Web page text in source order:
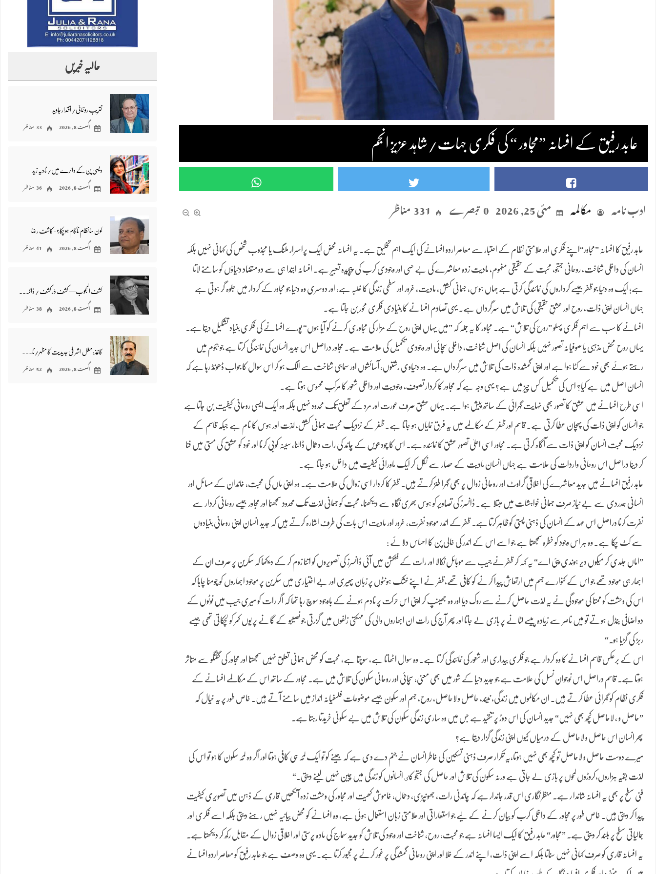
عابد رفیق کے افسانہ ”مجاور “ کی فکری جہات/شاہد عزیز انجم
ادب نامہ مکالمہ مئی 25, 2026 0 تبصرے 331 مناظر
عابد رفیق کا افسانہ ”مجاور“اپنے فکری اور علامتی نظام کے اعتبار سے معاصر اردو افسانے کی ایک اہم تخلیق ہے۔ یہ افسانہ محض ایک پراسرار ملنگ یا مجذوب شخص کی کہانی نہیں بلکہ
انسان کی داخلی شناخت، روحانی جستجو، محبت کے حقیقی مفہوم، مادیت زدہ معاشرے کی بے حسی اور وجودی کرب کی پیچیدہ تعبیر ہے۔ افسانہ ابتدا ہی سے دو متضاد دنیاؤں کو سامنے لاتا
ہے؛ ایک وہ دنیا جو ظفر جیسے کرداروں کی نمائندگی کرتی ہے جہاں ہوس، جسمانی کشش، مادیت، غرور اور سطحی زندگی کا غلبہ ہے، اور دوسری وہ دنیا جو مجاور کے کردار میں جلوہ گر ہوتی ہے
جہاں انسان اپنی ذات، روح اور عشقِ حقیقی کی تلاش میں سرگرداں ہے۔ یہی تصادم افسانے کا بنیادی فکری محور بن جاتا ہے۔
افسانے کا سب سے اہم فکری پہلو ”روح کی تلاش“ ہے۔ مجاور کا یہ جملہ کہ ”میں یہاں اپنی روح کے مزار کی مجاوری کرنے کو آیا ہوں“ پورے افسانے کی فکری بنیاد تشکیل دیتا ہے۔
یہاں روح محض مذہبی یا صوفیانہ تصور نہیں بلکہ انسان کی اصل شناخت، داخلی سچائی اور وجودی تکمیل کی علامت ہے۔ مجاور دراصل اس جدید انسان کی نمائندگی کرتا ہے جو ہجوم میں
رہتے ہوئے بھی خود سے کٹا ہوا ہے اور اپنی گمشدہ ذات کی تلاش میں سرگرداں ہے۔ وہ دنیاوی رشتوں، آسائشوں اور سماجی شناخت سے الگ ہو کر اس سوال کا جواب ڈھونڈ رہا ہے کہ
انسان اصل میں ہے کیا؟ اس کی تکمیل کس چیز میں ہے؟ یہی وجہ ہے کہ مجاور کا کردار تصوف، وجودیت اور داخلی شعور کا مرکب محسوس ہوتا ہے۔
اسی طرح افسانے میں عشق کا تصور بھی نہایت گہرائی کے ساتھ پیش ہوا ہے۔ یہاں عشق صرف عورت اور مرد کے تعلق تک محدود نہیں بلکہ وہ ایک ایسی روحانی کیفیت بن جاتا ہے
جو انسان کو اپنی ذات کی پہچان عطا کرتی ہے۔ قاسم اور ظفر کے مکالمے میں یہ فرق نمایاں ہو جاتا ہے۔ ظفر کے نزدیک محبت جسمانی کشش، لذت اور ہوس کا نام ہے جبکہ قاسم کے
نزدیک محبت انسان کو اپنی ذات سے آگاہ کرتی ہے۔ مجاور اسی اعلیٰ تصورِ عشق کا نمائندہ ہے۔ اس کا چودھویں کے چاند کی رات دھمال ڈالنا، سینہ کوبی کرنا اور خود کو عشق کی مستی میں فنا
کر دینا دراصل اس روحانی واردات کی علامت ہے جہاں انسان مادیت کے حصار سے نکل کر ایک ماورائی کیفیت میں داخل ہو جاتا ہے۔
عابد رفیق افسانے میں جدید معاشرے کی اخلاقی گراوٹ اور روحانی زوال پر بھی گہرا طنز کرتے ہیں۔ ظفر کا کردار اسی زوال کی علامت ہے۔ وہ اپنی ماں کی محبت، خاندان کے مسائل اور
انسانی ہمدردی سے بے نیاز صرف جسمانی خواہشات میں مبتلا ہے۔ ڈانسرز کی تصاویر کو ہوس بھری نگاہ سے دیکھنا، محبت کو جسمانی لذت تک محدود سمجھنا اور مجاور جیسے روحانی کردار سے
نفرت کرنا دراصل اس عہد کے انسان کی ذہنی پستی کو ظاہر کرتا ہے۔ ظفر کے اندر موجود نفرت، غرور اور مادیت اس بات کی طرف اشارہ کرتے ہیں کہ جدید انسان اپنی روحانی بنیادوں
سے کٹ چکا ہے۔ وہ ہر اس وجود کو خطرہ سمجھتا ہے جو اسے اس کے اندر کی خالی پن کا احساس دلائے :
”اماں جلدی کر میکوں دیر ہوندی پئی اے“ یہ کہہ کر ظفر نے جیب سے موبائل نکالا اور رات کے فنکشن میں آئی ڈانسرز کی تصویروں کو اتنا زوم کر کے دیکھا کہ سکرین پر صرف ان کے
ابھار ہی موجود تھے جو اس کے کنوارے جسم میں ارتعاش پیدا کرنے کو کافی تھے،ظفر نے اپنے خشک ہونٹوں پر زبان پھیری اور بے اختیاری میں سکرین پر موجود ابھاروں کو چومنا چاہا کہ
اس کی وحشت کو ممتا کی موجودگی نے یہ لذت حاصل کرنے سے روک دیا اور وہ جھینپ کر اپنی اس حرکت پر نادم ہونے کے باوجود سوچ رہا تھا کہ اگر رات کو میری جیب میں نوٹوں کے
دو اضافی بنڈل ہوتے تو میں ناصر سے زیادہ پیسے لٹانے پر بازی لے جاتا اور پھر آج کی رات ان ابھاروں والی کی مہکتی زلفوں میں گزرتی جو نصیبو کے گانے پر یوں کمر کو لچکاتی تھی جیسے
ربڑ کی گڑیا ہو۔“
اس کے برعکس قاسم افسانے کا وہ کردار ہے جو فکری بیداری اور شعور کی نمائندگی کرتا ہے۔ وہ سوال اٹھاتا ہے، سوچتا ہے، محبت کو محض جسمانی تعلق نہیں سمجھتا اور مجاور کی گفتگو سے متاثر
ہوتا ہے۔ قاسم دراصل اس نوجوان نسل کی علامت ہے جو جدید دنیا کے شور میں بھی معنی، سچائی اور روحانی سکون کی تلاش میں ہے۔ مجاور کے ساتھ اس کے مکالمے افسانے کے
فکری نظام کو گہرائی عطا کرتے ہیں۔ ان مکالموں میں زندگی، نیند، حاصل و لاحاصل، روح، جسم اور سکون جیسے موضوعات فلسفیانہ انداز میں سامنے آتے ہیں۔ خاص طور پر یہ خیال کہ
”حاصل و ، لاحاصل کچھ بھی نہیں“ جدید انسان کی اس دوڑ پر تنقید ہے جس میں وہ ساری زندگی سکون کی تلاش میں بے سکونی خریدتا رہتا ہے۔
پھر انسان اس حاصل و لاحاصل کے درمیاں کیوں اپنی زندگی گزار دیتا ہے؟
میرے دوست حاصل و لاحاصل تو کچھ بھی نہیں ہوتا،یہ تکرار صرف ذہنی تسکین کی خاطر انسان نے جنم دے دی ہے کہ جینے کو تو ایک لمحہ ہی کافی ہوتا اور اگر وہ لمحہ سکون کا ہو تو اس کی
لذت بقیہ ہزاروں،کروڑوں لمحوں پر بازی لے جاتی ہے ورنہ سکون کی تلاش اور حاصل کی جستجو کٸ انسانوں کو زندگی میں چین نہیں لینے دیتی۔“
فنی سطح پر بھی یہ افسانہ شاندا ر ہے۔ منظر نگاری اس قدر جاندار ہے کہ چاندنی رات، جھونپڑی، دھمال، خاموش کھیت اور مجاور کی وحشت زدہ آنکھیں قاری کے ذہن میں تصویری کیفیت
پیدا کر دیتی ہیں۔ خاص طور پر مجاور کے داخلی کرب کو بیان کرنے کے لیے جو استعاراتی اور علامتی زبان استعمال ہوئی ہے، وہ افسانے کو محض بیانیہ نہیں رہنے دیتی بلکہ اسے فکری اور
جمالیاتی سطح پر بلند کر دیتی ہے۔ ”مجاور“ عابد رفیق کا ایک ایسا افسانہ ہے جو محبت، روح، شناخت اور وجود کی تلاش کو جدید سماج کی مادہ پرستی اور اخلاقی زوال کے مقابل رکھ کر دیکھتا ہے۔
یہ افسانہ قاری کو صرف کہانی نہیں سناتا بلکہ اسے اپنی ذات، اپنے اندر کے خلا اور اپنی روحانی گمشدگی پر غور کرنے پر مجبور کرتا ہے۔ یہی وہ وصف ہے جو عابد رفیق کو معاصر اردو افسانے
حالیہ خبریں
تقریب رونمائی/ اقتدار جاوید
اگست 8, 2026 33 مناظر
دیسی پن کے دائرے میں/ نادیہ زید
اگست 8, 2026 36 مناظر
کون سا نظام ناکام ہو چکا؟-کاشف رضا
اگست 8, 2026 41 مناظر
کشف المحجوب— کشف دَر کشف / ڈاکٹر اظہر وحید
اگست 8, 2026 38 مناظر
اگست 8, 2026 52 مناظر